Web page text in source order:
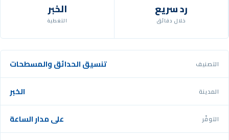
رد سريع
خلال دقائق
الخبر
التغطية
التصنيف تنسيق الحدائق والمسطحات
المدينة الخبر
التوفّر
على مدار الساعة